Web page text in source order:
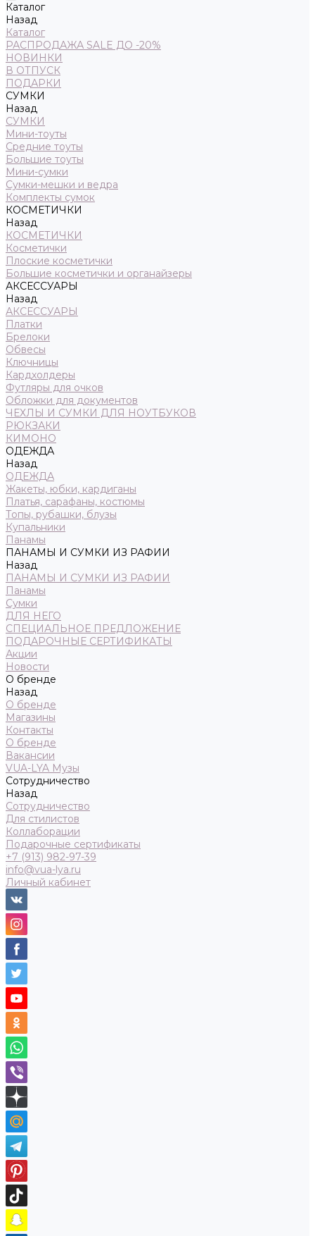
Каталог
Назад
Каталог
РАСПРОДАЖА SALE ДО -20%
НОВИНКИ
В ОТПУСК
ПОДАРКИ
СУМКИ
Назад
СУМКИ
Мини-тоуты
Средние тоуты
Большие тоуты
Мини-сумки
Сумки-мешки и ведра
Комплекты сумок
КОСМЕТИЧКИ
Назад
КОСМЕТИЧКИ
Косметички
Плоские косметички
Большие косметички и органайзеры
АКСЕССУАРЫ
Назад
АКСЕССУАРЫ
Платки
Брелоки
Обвесы
Ключницы
Кардхолдеры
Футляры для очков
Обложки для документов
ЧЕХЛЫ И СУМКИ ДЛЯ НОУТБУКОВ
РЮКЗАКИ
КИМОНО
ОДЕЖДА
Назад
ОДЕЖДА
Жакеты, юбки, кардиганы
Платья, сарафаны, костюмы
Топы, рубашки, блузы
Купальники
Панамы
ПАНАМЫ И СУМКИ ИЗ РАФИИ
Назад
ПАНАМЫ И СУМКИ ИЗ РАФИИ
Панамы
Сумки
ДЛЯ НЕГО
СПЕЦИАЛЬНОЕ ПРЕДЛОЖЕНИЕ
ПОДАРОЧНЫЕ СЕРТИФИКАТЫ
Акции
Новости
О бренде
Назад
О бренде
Магазины
Контакты
О бренде
Вакансии
VUA-LYA Музы
Сотрудничество
Назад
Сотрудничество
Для стилистов
Коллаборации
Подарочные сертификаты
+7 (913) 982-97-39
info@vua-lya.ru
Личный кабинет